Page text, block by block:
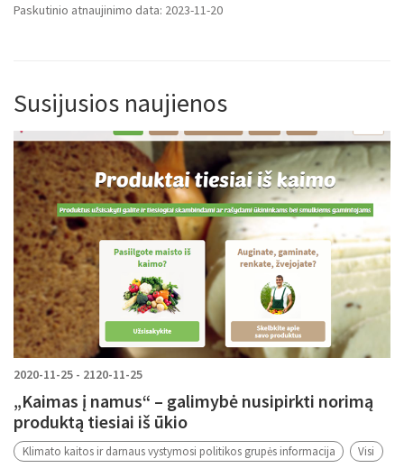
Paskutinio atnaujinimo data: 2023-11-20
Susijusios naujienos
2020-11-25 - 2120-11-25
„Kaimas į namus“ – galimybė nusipirkti norimą
produktą tiesiai iš ūkio
Klimato kaitos ir darnaus vystymosi politikos grupės informacija Visi